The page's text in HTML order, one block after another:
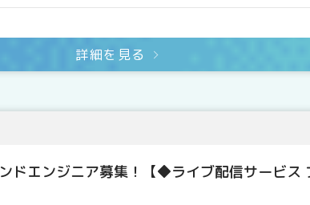
詳細を見る
ドエンジニア募集！【◆ライブ配信サービ